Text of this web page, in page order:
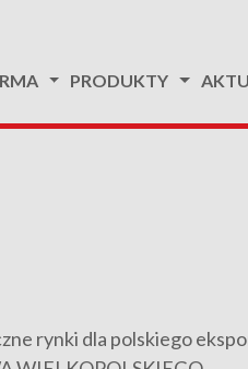
PRODUKTY
rynki dla polskiego